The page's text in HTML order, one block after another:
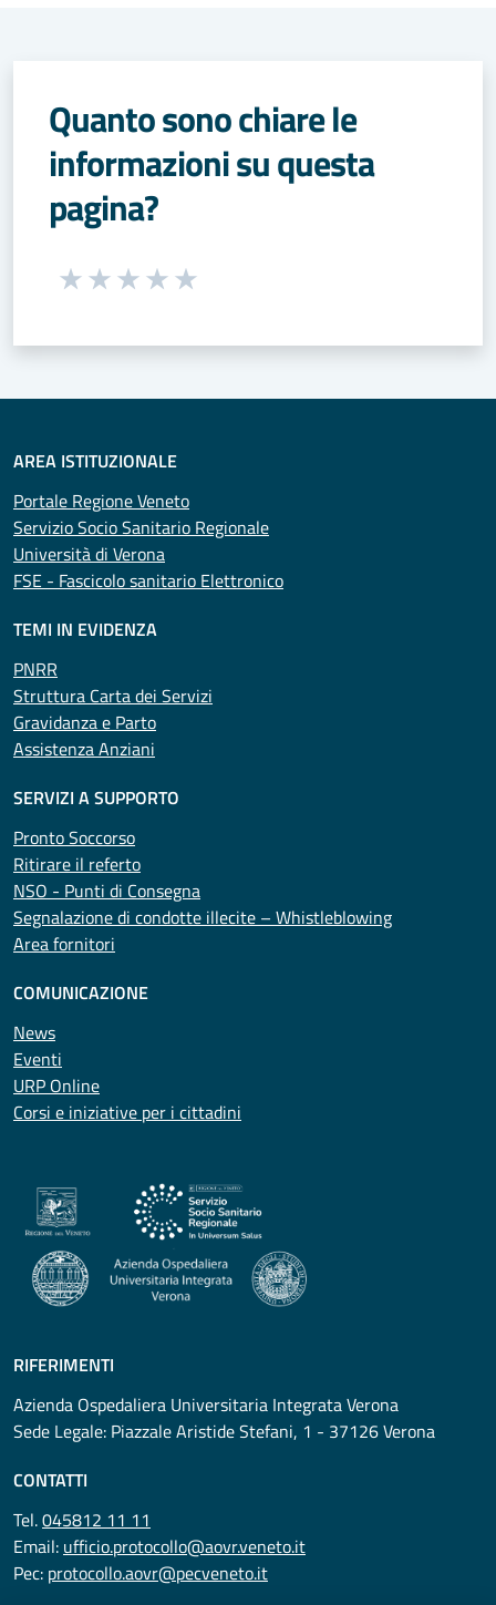
Quanto sono chiare le
informazioni su questa
pagina?
Seleziona una valutazione da 1 a 5 stelle
AREA ISTITUZIONALE
Portale Regione Veneto
Servizio Socio Sanitario Regionale
Università di Verona
FSE - Fascicolo sanitario Elettronico
TEMI IN EVIDENZA
PNRR
Struttura Carta dei Servizi
Gravidanza e Parto
Assistenza Anziani
SERVIZI A SUPPORTO
Pronto Soccorso
Ritirare il referto
NSO - Punti di Consegna
Segnalazione di condotte illecite – Whistleblowing
Area fornitori
COMUNICAZIONE
News
Eventi
URP Online
Corsi e iniziative per i cittadini
RIFERIMENTI
Azienda Ospedaliera Universitaria Integrata Verona
Sede Legale: Piazzale Aristide Stefani, 1 - 37126 Verona
CONTATTI
Tel.045812 11 11
Email: ufficio.protocollo@aovr.veneto.it
Pec: protocollo.aovr@pecveneto.it